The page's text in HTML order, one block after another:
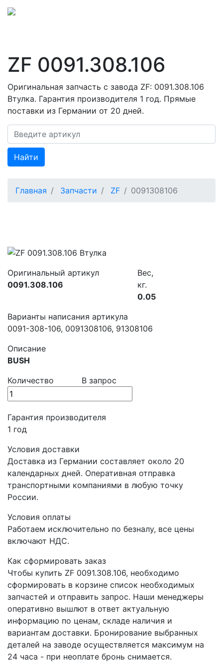
ZF 0091.308.106
Оригинальная запчасть с завода ZF: 0091.308.106
Втулка. Гарантия производителя 1 год. Прямые
поставки из Германии от 20 дней.
Найти
Главная Запчасти ZF 0091308106
Оригинальный артикул
0091.308.106
Вес,
кг.
0.05
Варианты написания артикула
0091-308-106, 0091308106, 91308106
Описание
BUSH
Количество
В запрос
Гарантия производителя
1 год
Условия доставки
Доставка из Германии составляет около 20
календарных дней. Оперативная отправка
транспортными компаниями в любую точку
России.
Условия оплаты
Работаем исключительно по безналу, все цены
включают НДС.
Как сформировать заказ
Чтобы купить ZF 0091.308.106, необходимо
сформировать в корзине список необходимых
запчастей и отправить запрос. Наши менеджеры
оперативно вышлют в ответ актуальную
информацию по ценам, складе наличия и
вариантам доставки. Бронирование выбранных
деталей на заводе осуществляется максимум на
24 часа - при неоплате бронь снимается.